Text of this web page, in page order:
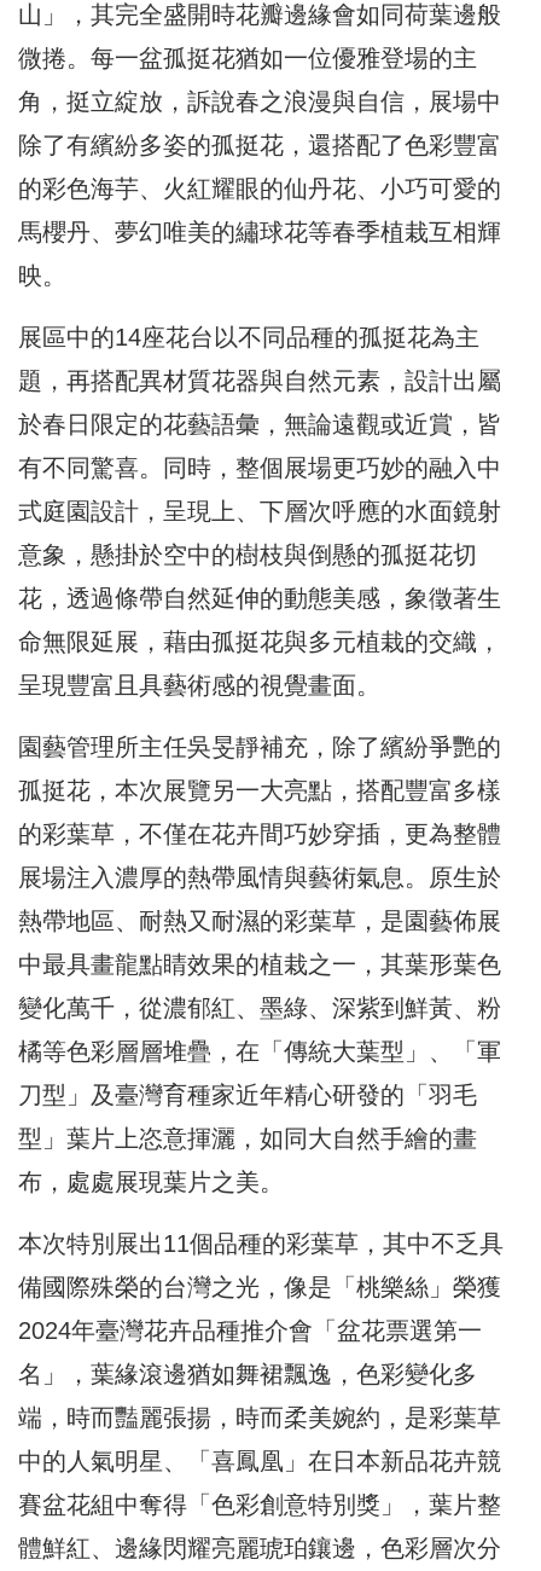
山」，其完全盛開時花瓣邊緣會如同荷葉邊般
微捲。每一盆孤挺花猶如一位優雅登場的主
角，挺立綻放，訴說春之浪漫與自信，展場中
除了有繽紛多姿的孤挺花，還搭配了色彩豐富
的彩色海芋、火紅耀眼的仙丹花、小巧可愛的
馬櫻丹、夢幻唯美的繡球花等春季植栽互相輝
映。
展區中的14座花台以不同品種的孤挺花為主
題，再搭配異材質花器與自然元素，設計出屬
於春日限定的花藝語彙，無論遠觀或近賞，皆
有不同驚喜。同時，整個展場更巧妙的融入中
式庭園設計，呈現上、下層次呼應的水面鏡射
意象，懸掛於空中的樹枝與倒懸的孤挺花切
花，透過條帶自然延伸的動態美感，象徵著生
命無限延展，藉由孤挺花與多元植栽的交織，
呈現豐富且具藝術感的視覺畫面。
園藝管理所主任吳旻靜補充，除了繽紛爭艷的
孤挺花，本次展覽另一大亮點，搭配豐富多樣
的彩葉草，不僅在花卉間巧妙穿插，更為整體
展場注入濃厚的熱帶風情與藝術氣息。原生於
熱帶地區、耐熱又耐濕的彩葉草，是園藝佈展
中最具畫龍點睛效果的植栽之一，其葉形葉色
變化萬千，從濃郁紅、墨綠、深紫到鮮黃、粉
橘等色彩層層堆疊，在「傳統大葉型」、「軍
刀型」及臺灣育種家近年精心研發的「羽毛
型」葉片上恣意揮灑，如同大自然手繪的畫
布，處處展現葉片之美。
本次特別展出11個品種的彩葉草，其中不乏具
備國際殊榮的台灣之光，像是「桃樂絲」榮獲
2024年臺灣花卉品種推介會「盆花票選第一
名」，葉緣滾邊猶如舞裙飄逸，色彩變化多
端，時而豔麗張揚，時而柔美婉約，是彩葉草
中的人氣明星、「喜鳳凰」在日本新品花卉競
賽盆花組中奪得「色彩創意特別獎」，葉片整
體鮮紅、邊緣閃耀亮麗琥珀鑲邊，色彩層次分